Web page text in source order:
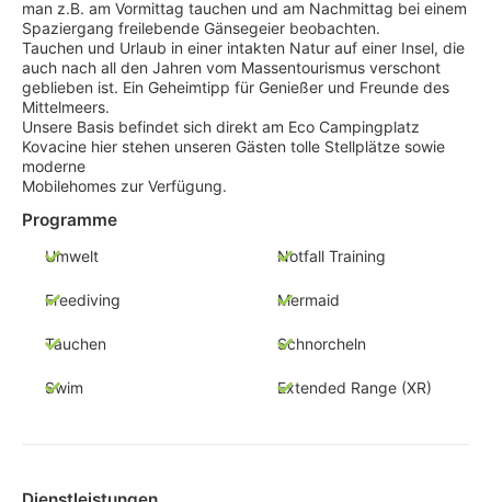
man z.B. am Vormittag tauchen und am Nachmittag bei einem
Spaziergang freilebende Gänsegeier beobachten.
Tauchen und Urlaub in einer intakten Natur auf einer Insel, die
auch nach all den Jahren vom Massentourismus verschont
geblieben ist. Ein Geheimtipp für Genießer und Freunde des
Mittelmeers.
Unsere Basis befindet sich direkt am Eco Campingplatz
Kovacine hier stehen unseren Gästen tolle Stellplätze sowie
moderne
Mobilehomes zur Verfügung.
Programme
Umwelt Notfall Training
Freediving Mermaid
Tauchen Schnorcheln
Swim Extended Range (XR)